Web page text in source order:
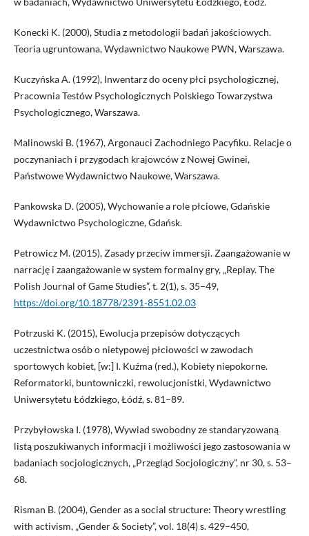
Konecki K. (2000), Studia z metodologii badań jakościowych.
Teoria ugruntowana, Wydawnictwo Naukowe PWN, Warszawa.
Kuczyńska A. (1992), Inwentarz do oceny płci psychologicznej,
Pracownia Testów Psychologicznych Polskiego Towarzystwa
Psychologicznego, Warszawa.
Malinowski B. (1967), Argonauci Zachodniego Pacyfiku. Relacje o
poczynaniach i przygodach krajowców z Nowej Gwinei,
Państwowe Wydawnictwo Naukowe, Warszawa.
Pankowska D. (2005), Wychowanie a role płciowe, Gdańskie
Wydawnictwo Psychologiczne, Gdańsk.
Petrowicz M. (2015), Zasady przeciw immersji. Zaangażowanie w
narrację i zaangażowanie w system formalny gry, „Replay. The
Polish Journal of Game Studies”, t. 2(1), s. 35–49,
https://doi.org/10.18778/2391-8551.02.03
Potrzuski K. (2015), Ewolucja przepisów dotyczących
uczestnictwa osób o nietypowej płciowości w zawodach
sportowych kobiet, [w:] I. Kuźma (red.), Kobiety niepokorne.
Reformatorki, buntowniczki, rewolucjonistki, Wydawnictwo
Uniwersytetu Łódzkiego, Łódź, s. 81–89.
Przybyłowska I. (1978), Wywiad swobodny ze standaryzowaną
listą poszukiwanych informacji i możliwości jego zastosowania w
badaniach socjologicznych, „Przegląd Socjologiczny”, nr 30, s. 53–
68.
Risman B. (2004), Gender as a social structure: Theory wrestling
with activism, „Gender & Society”, vol. 18(4) s. 429–450,